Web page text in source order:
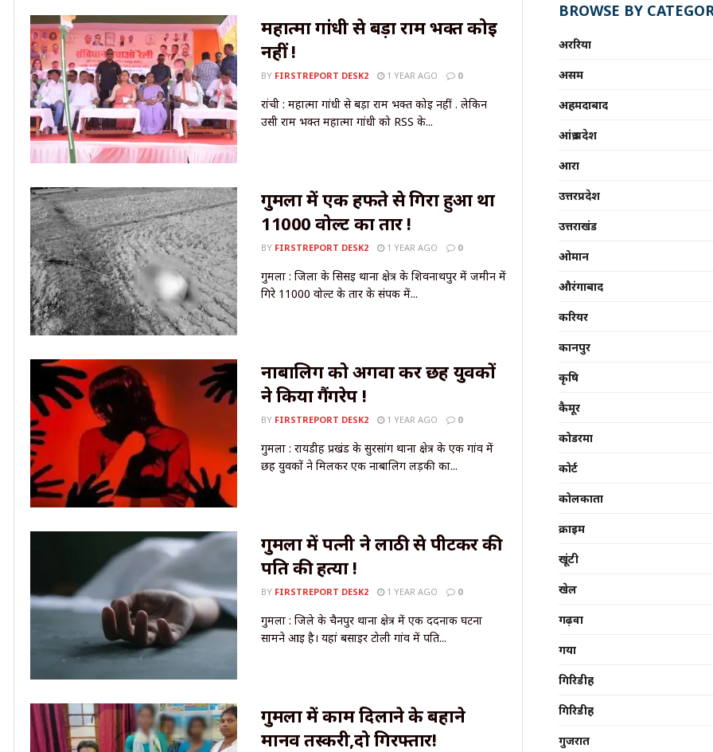
महात्मा गांधी से बड़ा राम भक्त कोई
नहीं !
BY FIRSTREPORT DESK2 1 YEAR AGO 0
रांची : महात्मा गांधी से बड़ा राम भक्त कोई नहीं . लेकिन
उसी राम भक्त महात्मा गांधी को RSS के...
गुमला में एक हफते से गिरा हुआ था
11000 वोल्ट का तार !
BY FIRSTREPORT DESK2 1 YEAR AGO 0
गुमला : जिला के सिसई थाना क्षेत्र के शिवनाथपुर में जमीन में
गिरे 11000 वोल्ट के तार के संपर्क में...
नाबालिग को अगवा कर छह युवकों
ने किया गैंगरेप !
BY FIRSTREPORT DESK2 1 YEAR AGO 0
गुमला : रायडीह प्रखंड के सुरसांग थाना क्षेत्र के एक गांव में
छह युवकों ने मिलकर एक नाबालिग लड़की का...
गुमला में पत्नी ने लाठी से पीटकर की
पति की हत्या !
BY FIRSTREPORT DESK2 1 YEAR AGO 0
गुमला : जिले के चैनपुर थाना क्षेत्र में एक दर्दनाक घटना
सामने आई है। यहां बसाईर टोली गांव में पति...
गुमला में काम दिलाने के बहाने
मानव तस्करी,दो गिरफ्तार!
BROWSE BY
अररिया
असम
अहमदाबाद
आंध्र प्रदेश
आरा
उत्तरप्रदेश
उत्तराखंड
ओमान
औरंगाबाद
करियर
कानपुर
कृषि
कैमूर
कोडरमा
कोर्ट
कोलकाता
क्राइम
खूंटी
खेल
गढ़वा
गया
गिरिडीह
गिरिडीह
गुजरात